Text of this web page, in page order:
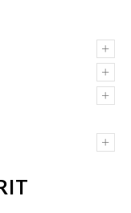
+
+
+
+